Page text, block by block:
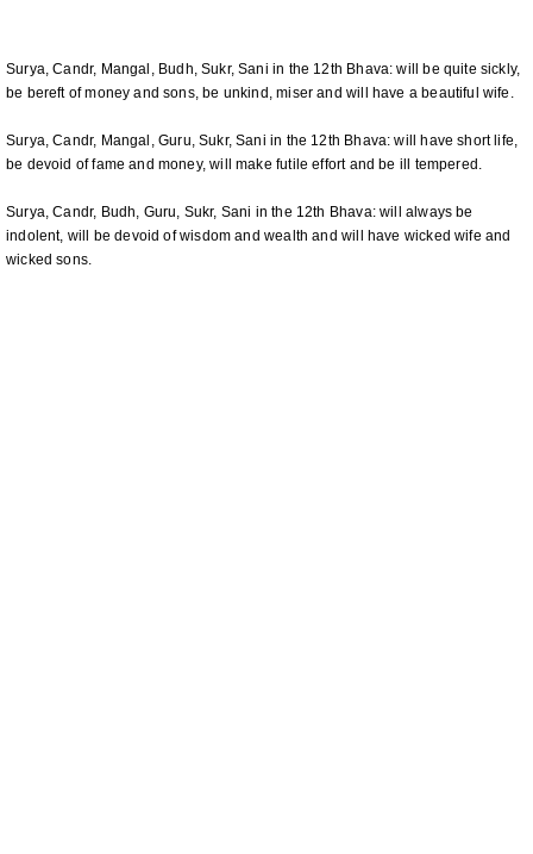
Surya, Candr, Mangal, Budh, Sukr, Sani in the 12th Bhava: will be quite sickly,
be bereft of money and sons, be unkind, miser and will have a beautiful wife.
Surya, Candr, Mangal, Guru, Sukr, Sani in the 12th Bhava: will have short life,
be devoid of fame and money, will make futile effort and be ill tempered.
Surya, Candr, Budh, Guru, Sukr, Sani in the 12th Bhava: will always be
indolent, will be devoid of wisdom and wealth and will have wicked wife and
wicked sons.